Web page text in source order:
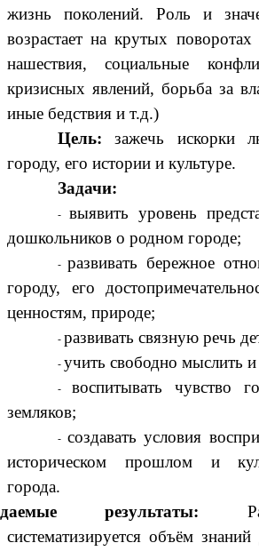
жизнь поколений. Роль и
возрастает на крутых
нашествия, социальные
кризисных явлений, борьба за
иные бедствия и т.д.)
Цель: зажечь искорки
городу, его истории и культуре.
Задачи:
выявить уровень
дошкольников о родном городе;
развивать бережное
городу, его
ценностям, природе;
развивать связную речь
учить свободно мыслить и
воспитывать чувство
земляков;
создавать условия
историческом прошлом и
города.
результаты:
систематизируется объём